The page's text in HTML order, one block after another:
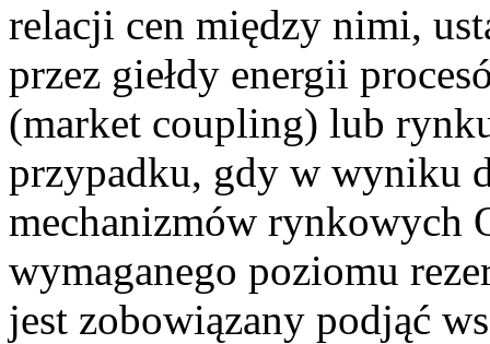
relacji cen między nimi,
przez giełdy energii
(market coupling) lub
przypadku, gdy w wyniku
mechanizmów
wymaganego poziomu
jest zobowiązany podjąć